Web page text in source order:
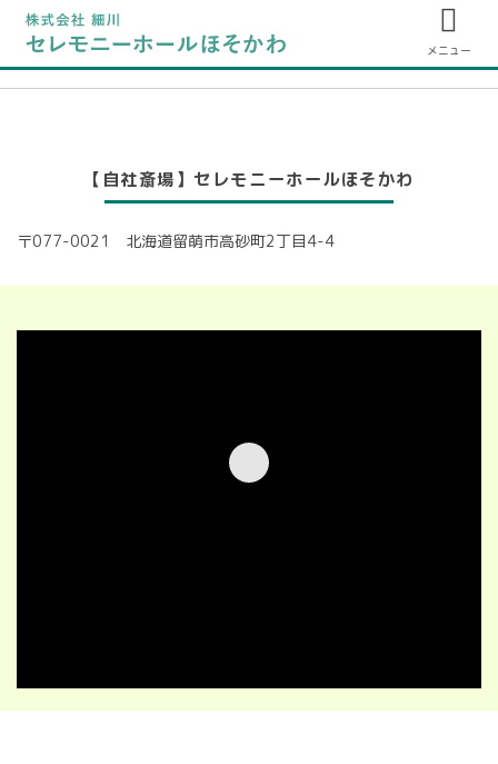
メニュー
【自社斎場】セレモニーホールほそかわ
〒077-0021 北海道留萌市高砂町2丁目4-4